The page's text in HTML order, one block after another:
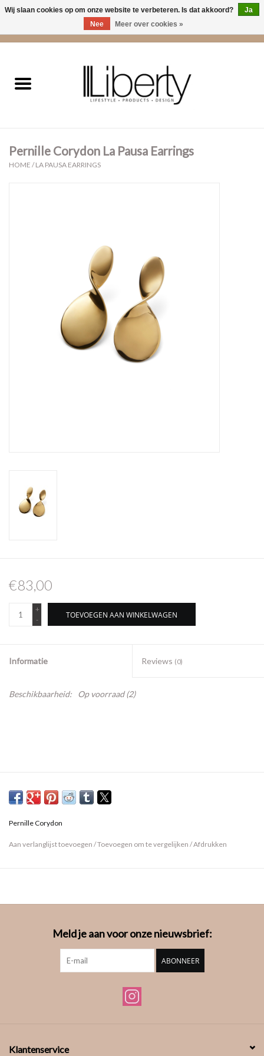
Kleding
Cadeaus
Pernille Corydon La Pausa Earrings
HOME /LA PAUSA EARRINGS
€83,00
+
-
TOEVOEGEN AAN WINKELWAGEN
Informatie Reviews (0)
Beschikbaarheid: Op voorraad(2)
Pernille Corydon
Aan verlanglijst toevoegen /Toevoegen om te vergelijken /Afdrukken
Meld je aan voor onze nieuwsbrief:
ABONNEER
Klantenservice
Wij slaan cookies op om onze website te verbeteren. Is dat akkoord?
Ja
Nee
Meer over cookies »